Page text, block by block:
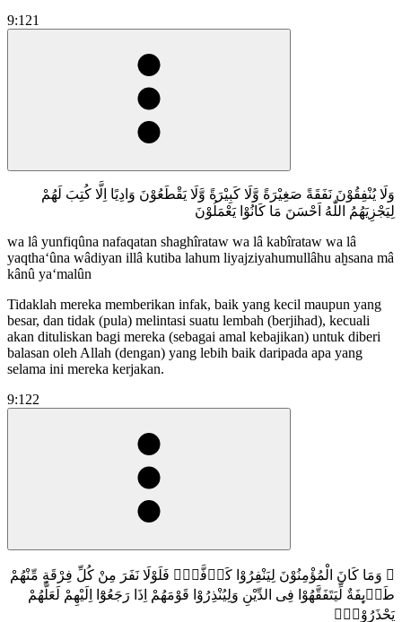
9:121
وَلَا يُنْفِقُوْنَ نَفَقَةً صَغِيْرَةً وَّلَا كَبِيْرَةً وَّلَا يَقْطَعُوْنَ وَادِيًا اِلَّا كُتِبَ لَهُمْ
لِيَجْزِيَهُمُ اللّٰهُ اَحْسَنَ مَا كَانُوْا يَعْمَلُوْنَ
wa lâ yunfiqûna nafaqatan shaghîrataw wa lâ kabîrataw wa lâ
yaqtha‘ûna wâdiyan illâ kutiba lahum liyajziyahumullâhu aḫsana mâ
kânû ya‘malûn
Tidaklah mereka memberikan infak, baik yang kecil maupun yang
besar, dan tidak (pula) melintasi suatu lembah (berjihad), kecuali
akan dituliskan bagi mereka (sebagai amal kebajikan) untuk diberi
balasan oleh Allah (dengan) yang lebih baik daripada apa yang
selama ini mereka kerjakan.
9:122
۞ وَمَا كَانَ الْمُؤْمِنُوْنَ لِيَنْفِرُوْا كَاۤفَّةًۗ فَلَوْلَا نَفَرَ مِنْ كُلِّ فِرْقَةٍ مِّنْهُمْ
طَاۤىِٕفَةٌ لِّيَتَفَقَّهُوْا فِى الدِّيْنِ وَلِيُنْذِرُوْا قَوْمَهُمْ اِذَا رَجَعُوْٓا اِلَيْهِمْ لَعَلَّهُمْ
يَحْذَرُوْنَࣖ